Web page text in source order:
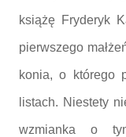
książę Fryderyk
pierwszego
konia, o którego
listach. Niestety
wzmianka o